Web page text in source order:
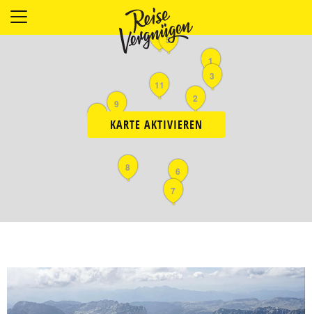
LÄNDER
KARTE AKTIVIEREN
1
3
4 5
6
7
9
11
2
8